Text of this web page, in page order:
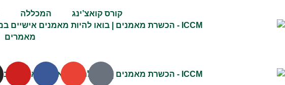
קורס קואצ’ינג המכללה
מאמרים